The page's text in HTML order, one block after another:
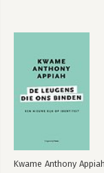
Kwame Anthony Appiah